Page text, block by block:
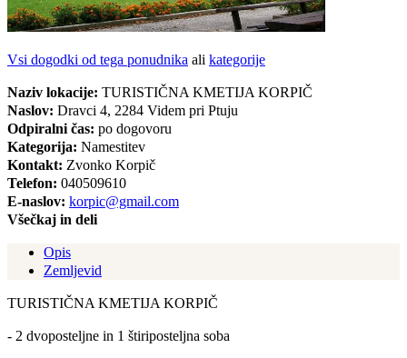
Vsi dogodki od tega ponudnika ali kategorije
Naziv lokacije: TURISTIČNA KMETIJA KORPIČ
Naslov: Dravci 4, 2284 Videm pri Ptuju
Odpiralni čas: po dogovoru
Kategorija: Namestitev
Kontakt: Zvonko Korpič
Telefon: 040509610
E-naslov: korpic@gmail.com
Všečkaj in deli
Opis
Zemljevid
TURISTIČNA KMETIJA KORPIČ
- 2 dvoposteljne in 1 štiriposteljna soba